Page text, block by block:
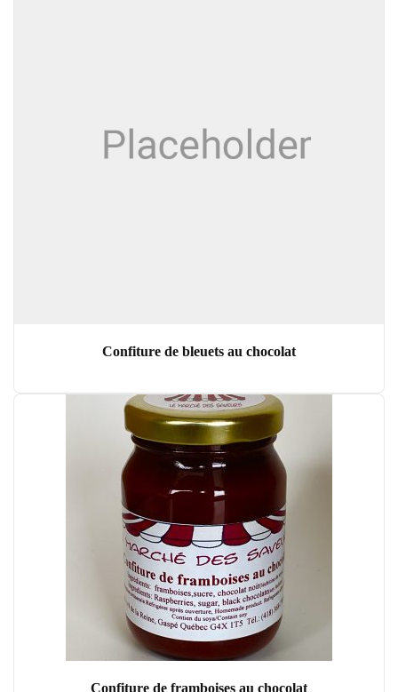
Confiture de bleuets au chocolat
Confiture de framboises au chocolat